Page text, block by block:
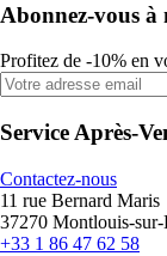
Abonnez-vous à
Profitez de -10% en
Service Après-
Contactez-nous
11 rue Bernard Maris
37270 Montlouis-
+33 1 86 47 62 58